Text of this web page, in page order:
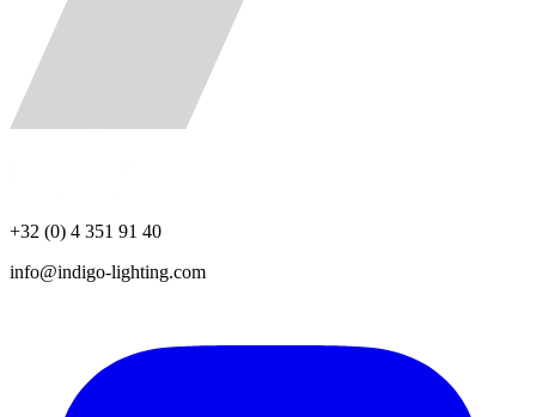
+32 (0) 4 351 91 40
info@indigo-lighting.com